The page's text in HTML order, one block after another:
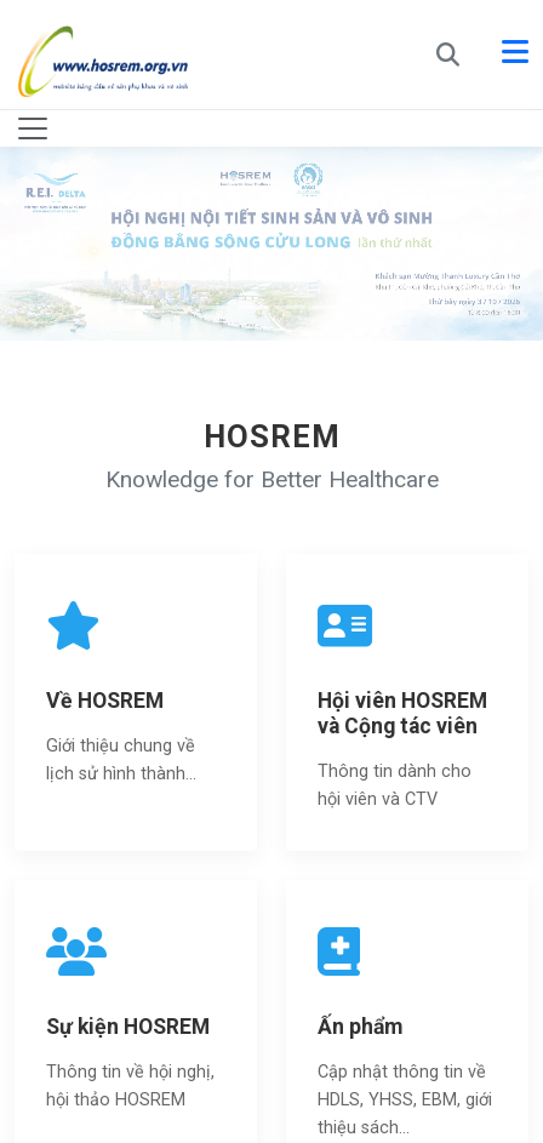
HOSREM
Knowledge for Better Healthcare
Về HOSREM
Giới thiệu chung về
lịch sử hình thành...
Hội viên HOSREM
và Cộng tác viên
Thông tin dành cho
hội viên và CTV
Sự kiện HOSREM
Thông tin về hội nghị,
hội thảo HOSREM
Ấn phẩm
Cập nhật thông tin về
HDLS, YHSS, EBM, giới
thiệu sách…